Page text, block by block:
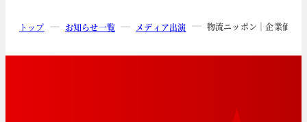
トップ お知らせ一覧 メディア出演 物流ニッポン｜企業価値